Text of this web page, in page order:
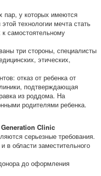
пар, у которых имеются
технологии мечта стать
самостоятельному
три стороны, специалисты
этических,
отказ от ребенка от
подтверждающая
из роддома. На
родителями ребенка.
Clinic
серьезные требования.
области заместительного
до оформления